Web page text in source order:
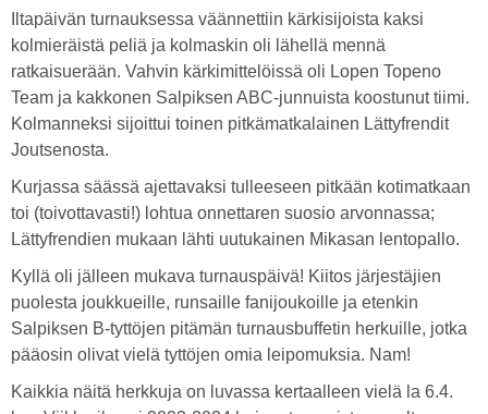
Iltapäivän turnauksessa väännettiin kärkisijoista kaksi
kolmieräistä peliä ja kolmaskin oli lähellä mennä
ratkaisuerään. Vahvin kärkimittelöissä oli Lopen Topeno
Team ja kakkonen Salpiksen ABC-junnuista koostunut tiimi.
Kolmanneksi sijoittui toinen pitkämatkalainen Lättyfrendit
Joutsenosta.
Kurjassa säässä ajettavaksi tulleeseen pitkään kotimatkaan
toi (toivottavasti!) lohtua onnettaren suosio arvonnassa;
Lättyfrendien mukaan lähti uutukainen Mikasan lentopallo.
Kyllä oli jälleen mukava turnauspäivä! Kiitos järjestäjien
puolesta joukkueille, runsaille fanijoukoille ja etenkin
Salpiksen B-tyttöjen pitämän turnausbuffetin herkuille, jotka
pääosin olivat vielä tyttöjen omia leipomuksia. Nam!
Kaikkia näitä herkkuja on luvassa kertaalleen vielä la 6.4.